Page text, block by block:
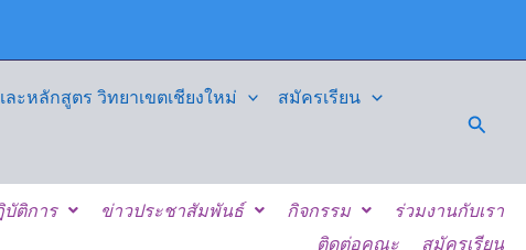
ะหลักสูตร วิทยาเขตเชียงใหม่ สมัครเรียน
บัติการ ข่าวประชาสัมพันธ์ กิจกรรม
ร่วมงานกับเรา
ติดต่อคณะ
สมัครเรียน